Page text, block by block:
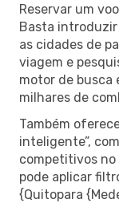
Reservar um
Basta introduzir
as cidades de
viagem e
motor de busca
milhares de
Também
inteligente”,
competitivos no
pode aplicar
{Quitopara